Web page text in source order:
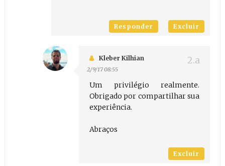
Responder Excluir
Kleber Kilhian
2/9/17 08:55
Um privilégio realmente.
Obrigado por compartilhar sua
experiência.
Abraços
Excluir